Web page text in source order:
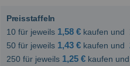
Preisstaffeln
10 für jeweils 1,58 € kaufen und
50 für jeweils 1,43 € kaufen und
250 für jeweils 1,25 € kaufen und